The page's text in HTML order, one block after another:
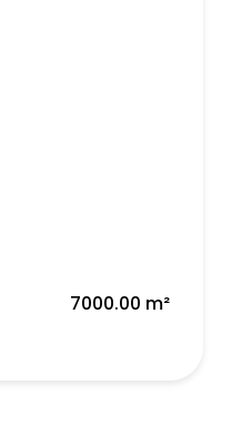
7000.00 m²